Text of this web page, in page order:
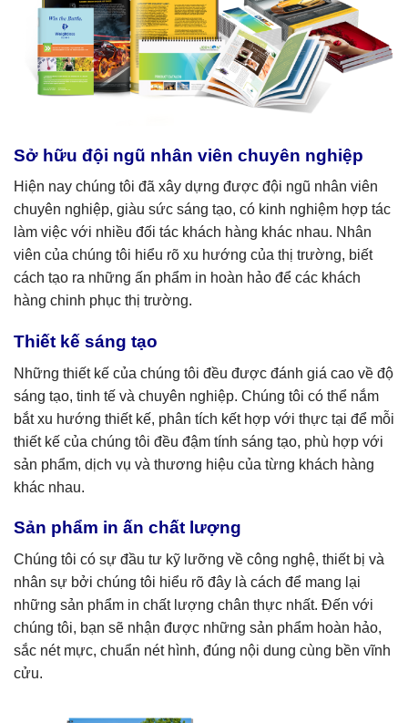
Sở hữu đội ngũ nhân viên chuyên nghiệp
Hiện nay chúng tôi đã xây dựng được đội ngũ nhân viên
chuyên nghiệp, giàu sức sáng tạo, có kinh nghiệm hợp tác
làm việc với nhiều đối tác khách hàng khác nhau. Nhân
viên của chúng tôi hiểu rõ xu hướng của thị trường, biết
cách tạo ra những ấn phẩm in hoàn hảo để các khách
hàng chinh phục thị trường.
Thiết kế sáng tạo
Những thiết kế của chúng tôi đều được đánh giá cao về độ
sáng tạo, tinh tế và chuyên nghiệp. Chúng tôi có thể nắm
bắt xu hướng thiết kế, phân tích kết hợp với thực tại để mỗi
thiết kế của chúng tôi đều đậm tính sáng tạo, phù hợp với
sản phẩm, dịch vụ và thương hiệu của từng khách hàng
khác nhau.
Sản phẩm in ấn chất lượng
Chúng tôi có sự đầu tư kỹ lưỡng về công nghệ, thiết bị và
nhân sự bởi chúng tôi hiểu rõ đây là cách để mang lại
những sản phẩm in chất lượng chân thực nhất. Đến với
chúng tôi, bạn sẽ nhận được những sản phẩm hoàn hảo,
sắc nét mực, chuẩn nét hình, đúng nội dung cùng bền vĩnh
cửu.